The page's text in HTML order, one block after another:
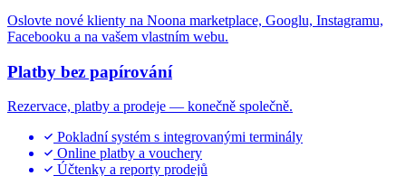
Oslovte nové klienty na Noona marketplace, Googlu, Instagramu,
Facebooku a na vašem vlastním webu.
Platby bez papírování
Rezervace, platby a prodeje — konečně společně.
Pokladní systém s integrovanými terminály
Online platby a vouchery
Účtenky a reporty prodejů